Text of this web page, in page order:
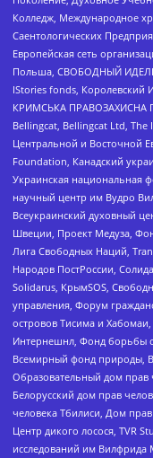
Колледж, Международное
Саентологических
Европейская сеть
Польша, СВОБОДНЫЙ ИДЕЛЬ-
IStories fonds, Королевский
КРИМСЬКА ПРАВОЗАХИСНА
Bellingcat, Bellingcat Ltd,
Центральной и Восточной
Foundation, Канадский
Украинская национальная
научный центр им Вудро
Всеукраинский духовный
Швеции, Проект Медуза,
Лига Свободных Наций,
Народов ПостРоссии,
Solidarus, КрымSOS,
управления, Форум
островов Тисима и
Интернешнл, Фонд борьбы с
Всемирный фонд природы,
Образовательный дом прав
Белорусский дом прав
человека Тбилиси, Дом
Центр дикого лосося, TVR
исследований им Вилфрида